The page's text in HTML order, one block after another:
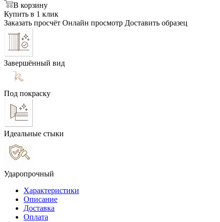
В корзину
Купить в 1 клик
Заказать просчёт Онлайн просмотр Доставить образец
Завершённый вид
Под покраску
Идеальные стыки
Ударопрочный
Характеристики
Описание
Доставка
Оплата